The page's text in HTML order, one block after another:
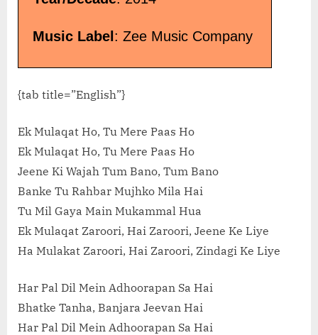
Music Label : Zee Music Company
{tab title=”English”}
Ek Mulaqat Ho, Tu Mere Paas Ho
Ek Mulaqat Ho, Tu Mere Paas Ho
Jeene Ki Wajah Tum Bano, Tum Bano
Banke Tu Rahbar Mujhko Mila Hai
Tu Mil Gaya Main Mukammal Hua
Ek Mulaqat Zaroori, Hai Zaroori, Jeene Ke Liye
Ha Mulakat Zaroori, Hai Zaroori, Zindagi Ke Liye
Har Pal Dil Mein Adhoorapan Sa Hai
Bhatke Tanha, Banjara Jeevan Hai
Har Pal Dil Mein Adhoorapan Sa Hai